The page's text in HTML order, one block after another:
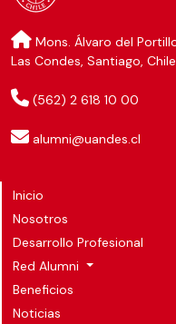
Mons. Álvaro del
Las Condes, Santiago,
(562) 2 618 10 00
alumni@uandes.cl
Inicio
Nosotros
Desarrollo Profesional
Red Alumni
Beneficios
Noticias